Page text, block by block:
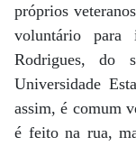
próprios
voluntário para
Rodrigues, do
Universidade
assim, é comum
é feito na rua,